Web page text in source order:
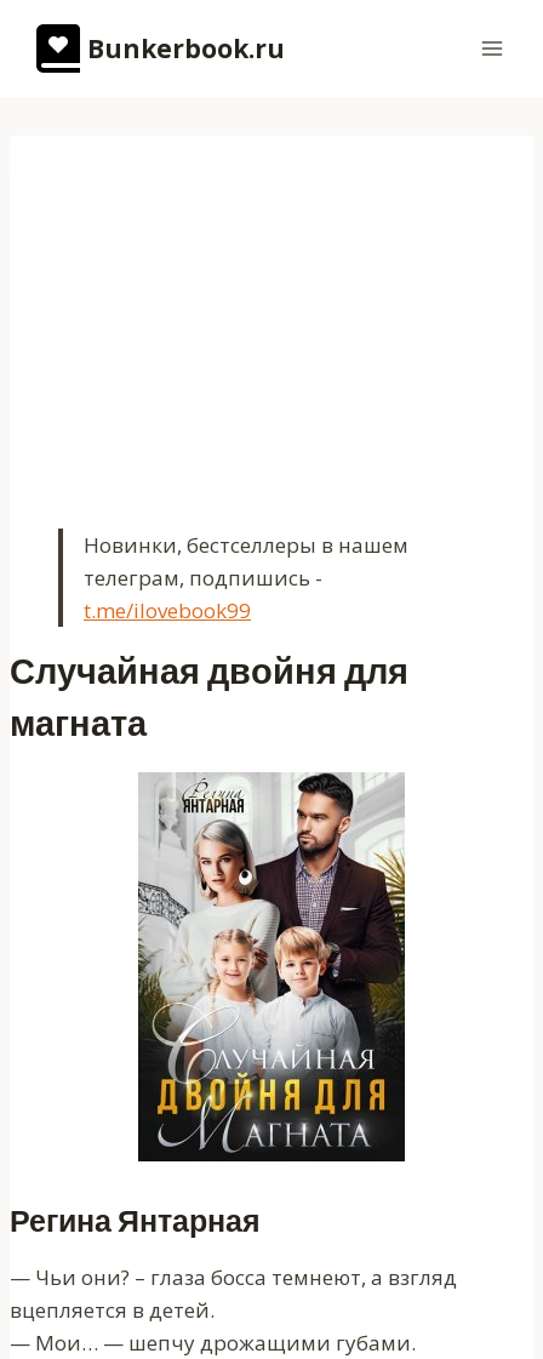
содержимому
Bunkerbook.ru
Новинки, бестселлеры в нашем
телеграм, подпишись -
t.me/ilovebook99
Случайная двойня для
магната
Регина Янтарная
— Чьи они? – глаза босса темнеют, а взгляд
вцепляется в детей.
— Мои… — шепчу дрожащими губами.